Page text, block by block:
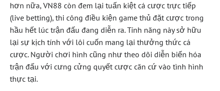
hơn nữa, VN88 còn đem lại tuấn kiệt cá cược trực tiếp
(live betting), thi công điều kiện game thủ đặt cược trong
hầu hết lúc trận đấu đang diễn ra. Tính năng này sở hữu
lại sự kịch tính với lôi cuốn mang lại thưởng thức cá
cược. Người chơi hình cũng như theo dõi diễn biến hóa
trận đấu với cưng cửng quyết cược căn cứ vào tình hình
thực tại.